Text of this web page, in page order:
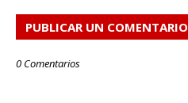
PUBLICAR UN COMENTARIO
0 Comentarios